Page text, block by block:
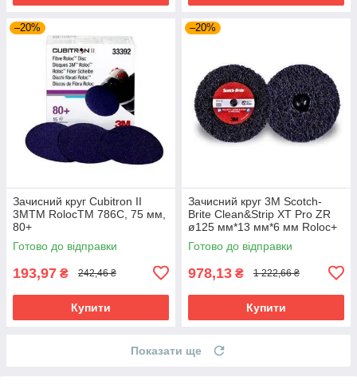
–20%
Зачисний круг Cubitron II
3MTM RolocTM 786C, 75 мм,
80+
Готово до відправки
193,97 ₴ 242,46 ₴
Купити
–20%
Зачисний круг 3M Scotch-
Brite Clean&Strip XT Pro ZR
ø125 мм*13 мм*6 мм Roloc+
Готово до відправки
978,13 ₴ 1 222,66 ₴
Купити
Показати ще